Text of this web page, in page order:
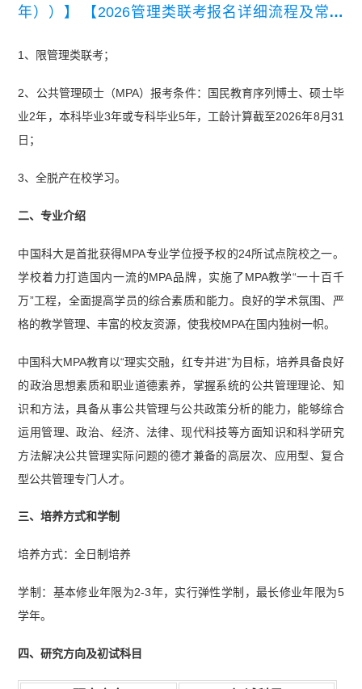
年））】
【2026管理类联考报名详细流程及常见
1、限管理类联考；
2、公共管理硕士（MPA）报考条件：国民教育序列博士、硕士毕
业2年，本科毕业3年或专科毕业5年，工龄计算截至2026年8月31
日；
3、全脱产在校学习。
二、专业介绍
中国科大是首批获得MPA专业学位授予权的24所试点院校之一。
学校着力打造国内一流的MPA品牌，实施了MPA教学“一十百千
万”工程，全面提高学员的综合素质和能力。良好的学术氛围、严
格的教学管理、丰富的校友资源，使我校MPA在国内独树一帜。
中国科大MPA教育以“理实交融，红专并进”为目标，培养具备良好
的政治思想素质和职业道德素养，掌握系统的公共管理理论、知
识和方法，具备从事公共管理与公共政策分析的能力，能够综合
运用管理、政治、经济、法律、现代科技等方面知识和科学研究
方法解决公共管理实际问题的德才兼备的高层次、应用型、复合
型公共管理专门人才。
三、培养方式和学制
培养方式：全日制培养
学制：基本修业年限为2-3年，实行弹性学制，最长修业年限为5
学年。
四、研究方向及初试科目